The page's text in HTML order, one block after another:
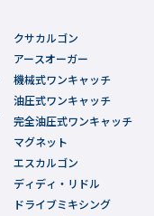
クサカルゴン
アースオーガー
機械式ワンキャッチ
油圧式ワンキャッチ
完全油圧式ワンキャッチ
マグネット
エスカルゴン
ディディ・リドル
ドライブミキシング